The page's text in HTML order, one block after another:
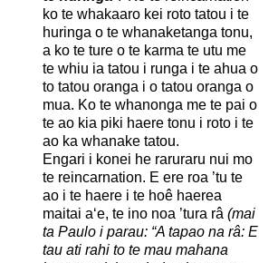
ko te whakaaro kei roto tatou i te
huringa o te whanaketanga tonu,
a ko te ture o te karma te utu me
te whiu ia tatou i runga i te ahua o
to tatou oranga i o tatou oranga o
mua. Ko te whanonga me te pai o
te ao kia piki haere tonu i roto i te
ao ka whanake tatou.
Engari i konei he raruraru nui mo
te reincarnation. E ere roa ’tu te
ao i te haere i te hoê haerea
maitai a‘e, te ino noa ’tura râ (mai
ta Paulo i parau: “A tapao na râ: E
tau ati rahi to te mau mahana